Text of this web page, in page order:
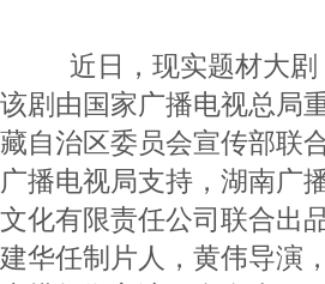
近日，现实题材大剧《
该剧由国家广播电视总局
藏自治区委员会宣传部联
广播电视局支持，湖南广
文化有限责任公司联合出
建华任制片人，黄伟导演